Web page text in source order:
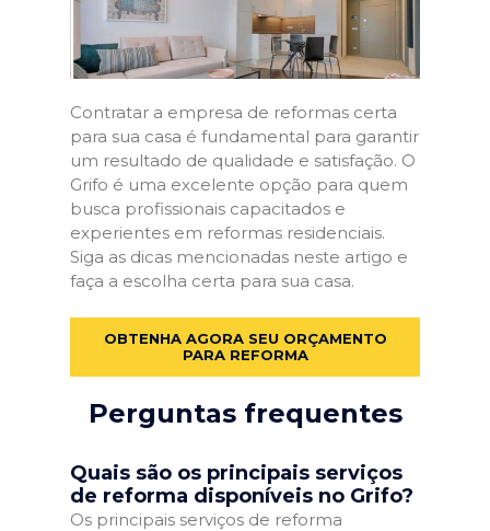
Contratar a empresa de reformas certa
para sua casa é fundamental para garantir
um resultado de qualidade e satisfação. O
Grifo é uma excelente opção para quem
busca profissionais capacitados e
experientes em reformas residenciais.
Siga as dicas mencionadas neste artigo e
faça a escolha certa para sua casa.
OBTENHA AGORA SEU ORÇAMENTO
PARA REFORMA
Perguntas frequentes
Quais são os principais serviços
de reforma disponíveis no Grifo?
Os principais serviços de reforma